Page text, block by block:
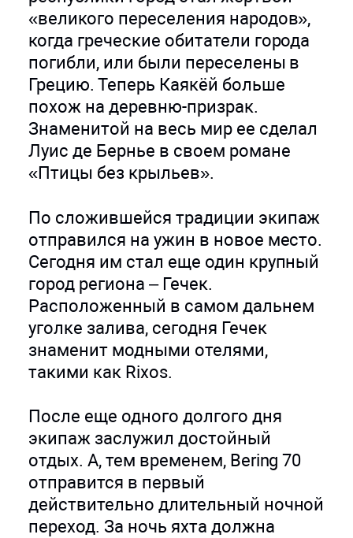
«великого переселения народов»,
когда греческие обитатели города
погибли, или были переселены в
Грецию. Теперь Каякёй больше
похож на деревню-призрак.
Знаменитой на весь мир ее сделал
Луис де Бернье в своем романе
«Птицы без крыльев».
По сложившейся традиции экипаж
отправился на ужин в новое место.
Сегодня им стал еще один крупный
город региона – Гечек.
Расположенный в самом дальнем
уголке залива, сегодня Гечек
знаменит модными отелями,
такими как Rixos.
После еще одного долгого дня
экипаж заслужил достойный
отдых. А, тем временем, Bering 70
отправится в первый
действительно длительный ночной
переход. За ночь яхта должна